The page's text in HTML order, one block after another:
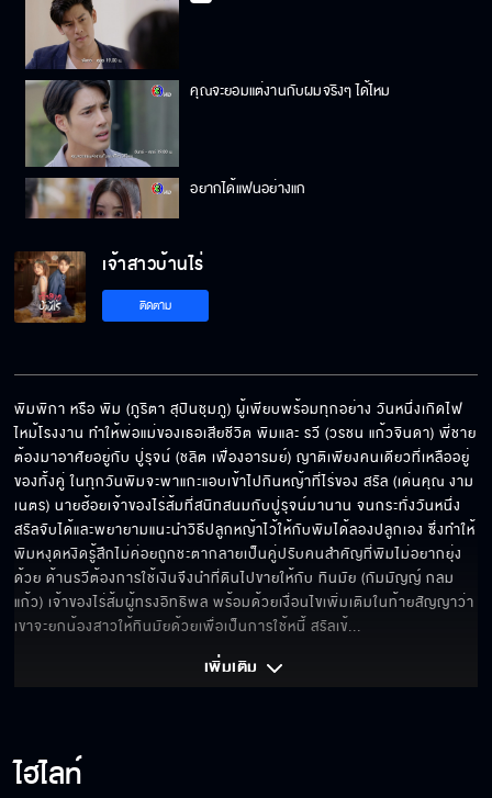
คุณจะยอมแต่งานกับผมจริงๆ ได้ไหม
อยากได้แฟนอย่างแก
ขึ้นอยู่กับว่าพิมจะจ่ายยังไง
คุณต้องขอบคุณผมนะ ที่ทำให้เจอครอบครัว
เมื่อให้เมียจัดกระเป๋าให้!!
ฉันอยากได้ไว้ทั้ง 2 คน
เจ้าสาวบ้านไร่
ติดตาม
พิมพิกา หรือ พิม (ภูริตา สุปินชุมภู) ผู้เพียบพร้อมทุกอย่าง วันหนึ่งเกิดไฟ
ไหม้โรงงาน ทำให้พ่อแม่ของเธอเสียชีวิต พิมและ รวี (วรชน แก้วจินดา) พี่ชาย
ต้องมาอาศัยอยู่กับ ปู่รุจน์ (ชลิต เฟื่องอารมย์) ญาติเพียงคนเดียวที่เหลืออยู่
ของทั้งคู่ ในทุกวันพิมจะพาแกะแอบเข้าไปกินหญ้าที่ไร่ของ สรัล (เด่นคุณ งาม
เนตร) นายฮ้อยเจ้าของไร่ส้มที่สนิทสนมกับปู่รุจน์มานาน จนกระทั่งวันหนึ่ง
สรัลจับได้และพยายามแนะนำวิธีปลูกหญ้าไว้ให้กับพิมได้ลองปลูกเอง ซึ่งทำให้
พิมหงุดหงิดรู้สึกไม่ค่อยถูกชะตากลายเป็นคู่ปรับคนสำคัญที่พิมไม่อยากยุ่ง
ด้วย ด้านรวีต้องการใช้เงินจึงนำที่ดินไปขายให้กับ ทินมัย (กัมมัญญ์ กลม
แก้ว) เจ้าของไร่ส้มผู้ทรงอิทธิพล พร้อมด้วยเงื่อนไขเพิ่มเติมในท้ายสัญญาว่า
เขาจะยกน้องสาวให้ทินมัยด้วยเพื่อเป็นการใช้หนี้ สรัลเข้...
เพิ่มเติม
ไฮไลท์